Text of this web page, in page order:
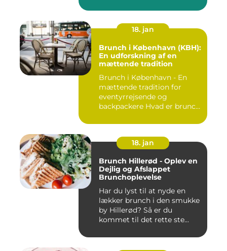
18. jan
Brunch i København (KBH):
En udforskning af en
mættende tradition
Brunch i København - En
mættende tradition for
eventyrrejsende og
backpackere Hvad er brunch
18. jan
Brunch Hillerød - Oplev en
Dejlig og Afslappet
Brunchoplevelse
Har du lyst til at nyde en
lækker brunch i den smukke
by Hillerød? Så er du
kommet til det rette ste...